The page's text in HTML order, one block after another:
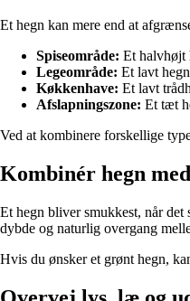
Et hegn kan mere end at
Spiseområde: Et halvhøjt
Legeområde: Et lavt
Køkkenhave: Et lavt
Afslapningszone: Et tæt
Ved at kombinere forskellige
Kombinér hegn
Et hegn bliver smukkest, når
dybde og naturlig overgang
Hvis du ønsker et grønt hegn,